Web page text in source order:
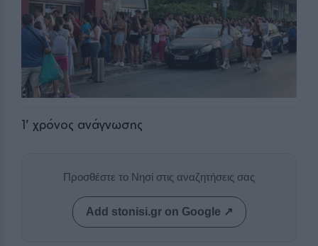
1' χρόνος ανάγνωσης
Προσθέστε το Νησί στις αναζητήσεις σας
Add stonisi.gr on Google ↗